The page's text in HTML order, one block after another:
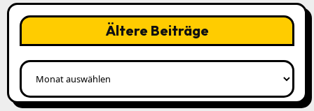
Ältere Beiträge
Ältere
Beiträge